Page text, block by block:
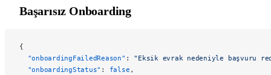
Başarısız Onboarding
{
  "onboardingFailedReason"
: "Eksik evrak nedeniyle başvuru
  "onboardingStatus"
: false ,